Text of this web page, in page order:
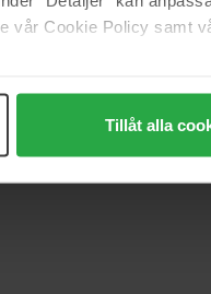
vår Cookie Policy samt
Tillåt alla